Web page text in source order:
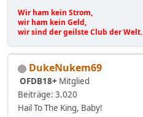
Wir ham kein Strom,
wir ham kein Geld,
wir sind der geilste Club der Welt.
DukeNukem69
OFDB18+ Mitglied
Beiträge: 3.020
Hail To The King, Baby!